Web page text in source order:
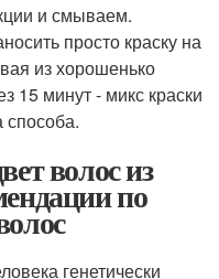
и смываем.
просто краску на
из хорошенько
15 минут - микс краски
способа.
волос из
по
генетически